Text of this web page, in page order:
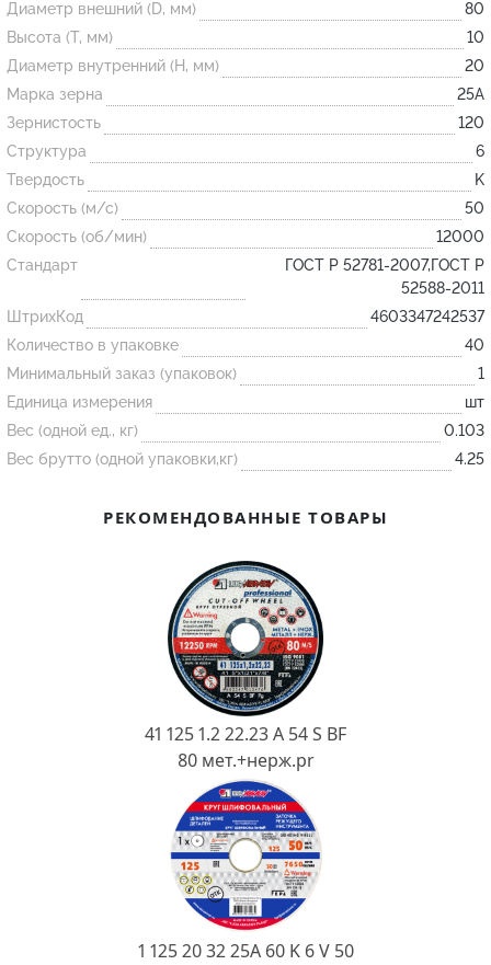
Огнеупорные
изделия
Скачать каталог
Тигель
Муфель
Черпак
Шербер
Трубка
Стержень
Пробка
Подставка
Лодочка
Контакт
Огнеупорная SiC смесь
Диаметр внешний (D, мм)
80
Высота (T, мм)
10
Диаметр внутренний (H, мм)
20
Марка зерна
25А
Зернистость
120
Структура
6
Твердость
K
Скорость (м/с)
50
Скорость (об/мин)
12000
Стандарт
ГОСТ Р 52781-2007,ГОСТ Р
52588-2011
ШтрихКод
4603347242537
Количество в упаковке
40
Минимальный заказ (упаковок)
1
Единица измерения
шт
Вес (одной ед., кг)
0.103
Вес брутто (одной упаковки,кг)
4.25
РЕКОМЕНДОВАННЫЕ ТОВАРЫ
41 125 1.2 22.23 A 54 S BF
80 мет.+нерж.pr
1 125 20 32 25А 60 K 6 V 50